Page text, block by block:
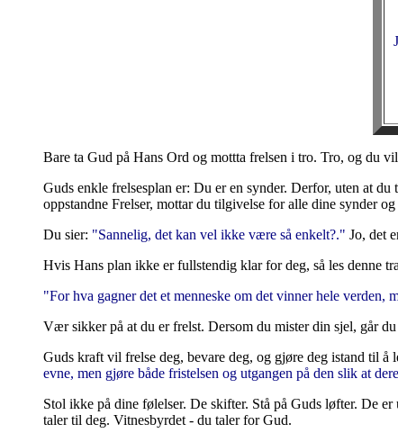
Bare ta Gud på Hans Ord og mottta frelsen i tro. Tro, og du
Guds enkle frelsesplan er: Du er en synder. Derfor, uten at
oppstandne Frelser, mottar du tilgivelse for alle dine synder
Du sier: "Sannelig, det kan vel ikke være så enkelt?." Jo, det
Hvis Hans plan ikke er fullstendig klar for deg, så les denne
"For hva gagner det et menneske om det vinner hele verden,
Vær sikker på at du er frelst. Dersom du mister din sjel, går
Guds kraft vil frelse deg, bevare deg, og gjøre deg istand til å
evne, men gjøre både fristelsen og utgangen på den slik at
Stol ikke på dine følelser. De skifter. Stå på Guds løfter. De
taler til deg. Vitnesbyrdet - du taler for Gud.